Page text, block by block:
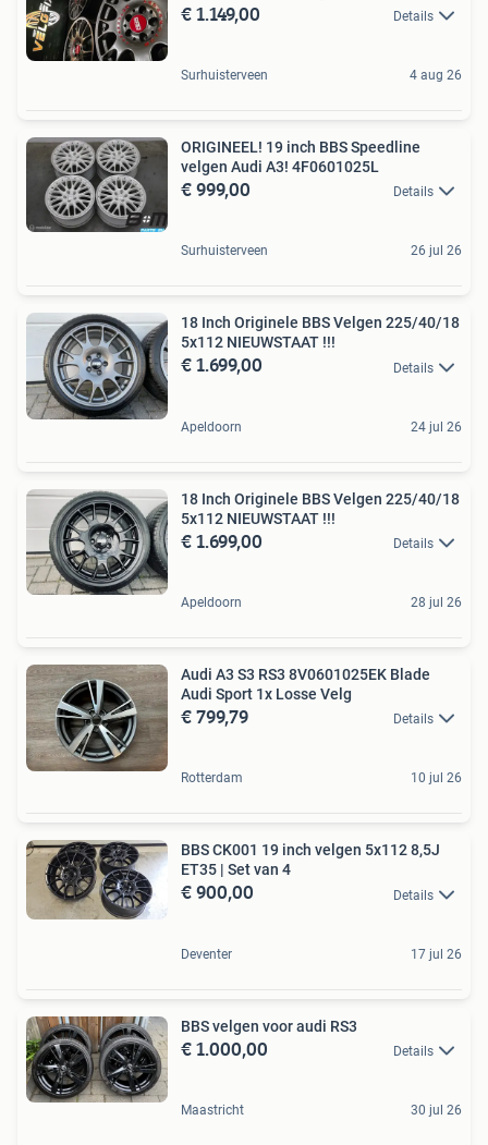
€ 1.149,00 Details
Surhuisterveen 4 aug 26
ORIGINEEL! 19 inch BBS Speedline
velgen Audi A3! 4F0601025L
€ 999,00 Details
Surhuisterveen 26 jul 26
18 Inch Originele BBS Velgen 225/40/18
5x112 NIEUWSTAAT !!!
€ 1.699,00 Details
Apeldoorn 24 jul 26
18 Inch Originele BBS Velgen 225/40/18
5x112 NIEUWSTAAT !!!
€ 1.699,00 Details
Apeldoorn 28 jul 26
Audi A3 S3 RS3 8V0601025EK Blade
Audi Sport 1x Losse Velg
€ 799,79 Details
Rotterdam 10 jul 26
BBS CK001 19 inch velgen 5x112 8,5J
ET35 | Set van 4
€ 900,00 Details
Deventer 17 jul 26
BBS velgen voor audi RS3
€ 1.000,00 Details
Maastricht 30 jul 26